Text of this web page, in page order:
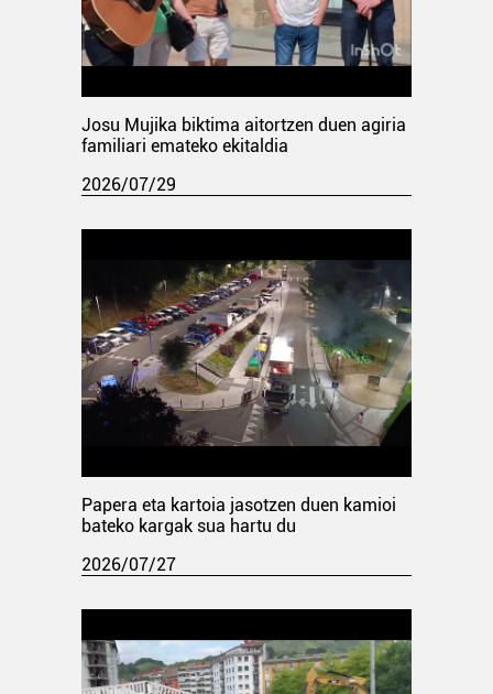
Josu Mujika biktima aitortzen duen agiria
familiari emateko ekitaldia
2026/07/29
Papera eta kartoia jasotzen duen kamioi
bateko kargak sua hartu du
2026/07/27